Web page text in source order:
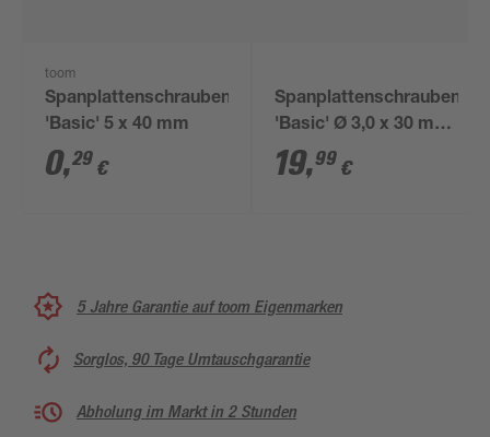
toom
Spanplattenschrauben
'Basic' 5 x 40 mm
0,29 €
Spanplattenschrauben
'Basic' Ø 3,0 x 30 mm
A2 PZ1 300 Stück
19,99 €
5 Jahre Garantie auf toom Eigenmarken
Sorglos, 90 Tage Umtauschgarantie
Abholung im Markt in 2 Stunden